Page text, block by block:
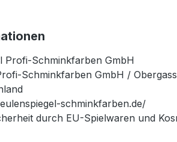
Profi-Schminkfarben GmbH
Schminkfarben GmbH /
schminkfarben.de/
durch EU-Spielwaren und